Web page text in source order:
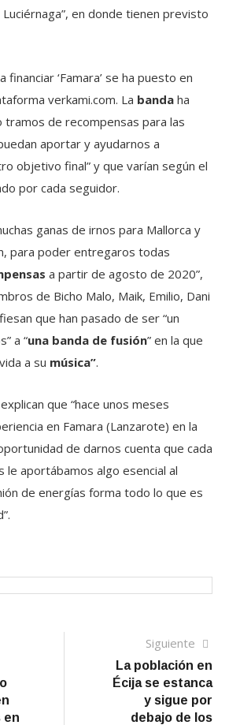
Luciérnaga”, en donde tienen previsto
financiar ‘Famara’ se ha puesto en
verkami.com. La banda ha
tramos de recompensas para las
aportar y ayudarnos a
objetivo final” y que varían según el
por cada seguidor.
ganas de irnos para Mallorca y
para poder entregaros todas
a partir de agosto de 2020”,
de Bicho Malo, Maik, Emilio, Dani
que han pasado de ser “un
a “una banda de fusión” en la que
a su música”.
que “hace unos meses
en Famara (Lanzarote) en la
de darnos cuenta que cada
le aportábamos algo esencial al
de energías forma todo lo que es
en
Siguiente
La población en
Écija se estanca
y sigue por
debajo de los